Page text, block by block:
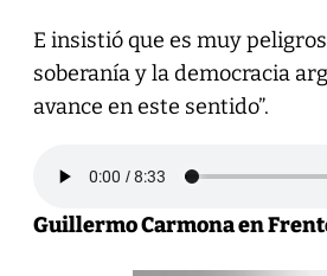
E insistió que es muy
soberanía y la democracia
avance en este sentido”.
Guillermo Carmona en